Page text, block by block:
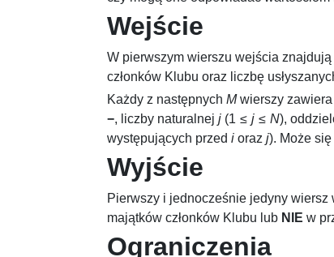
Wejście
W pierwszym wierszu wejścia
członków Klubu oraz liczbę
Każdy z następnych Mwierszy zawiera
−, liczby naturalnej j (1 ≤ j ≤ N),
występujących przed i oraz j). Może
Wyjście
Pierwszy i jednocześnie jedyny
majątków członków Klubu lub NIE w
Ograniczenia